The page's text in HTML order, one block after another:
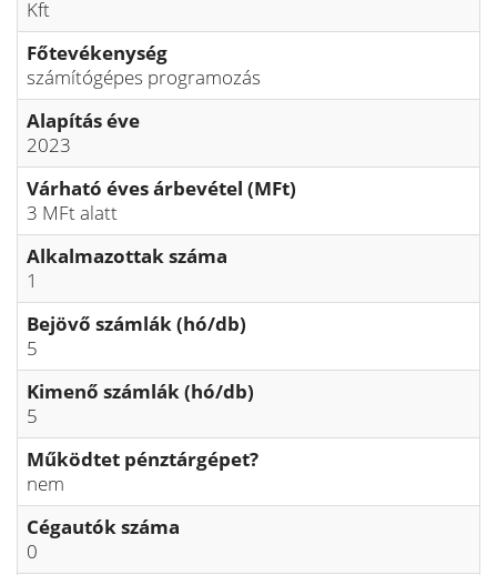
Kft
Főtevékenység
számítógépes programozás
Alapítás éve
2023
Várható éves árbevétel (MFt)
3 MFt alatt
Alkalmazottak száma
1
Bejövő számlák (hó/db)
5
Kimenő számlák (hó/db)
5
Működtet pénztárgépet?
nem
Cégautók száma
0